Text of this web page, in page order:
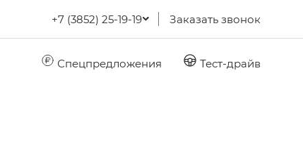
+7 (3852) 25-19-19 Заказать звонок
Спецпредложения Тест-драйв